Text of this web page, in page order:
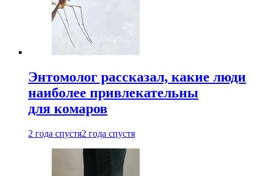
Энтомолог рассказал, какие люди
наиболее привлекательны
для комаров
2 года спустя2 года спустя